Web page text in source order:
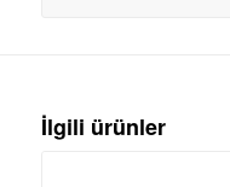
İlgili ürünler